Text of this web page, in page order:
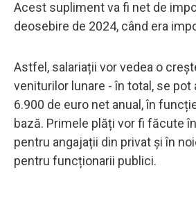
Acest supliment va fi net de
deosebire de 2024, când era
Astfel, salariații vor vedea o
veniturilor lunare - în total, se pot
6.900 de euro net anual, în
bază. Primele plăți vor fi făcute
pentru angajații din privat și în
pentru funcționarii publici.